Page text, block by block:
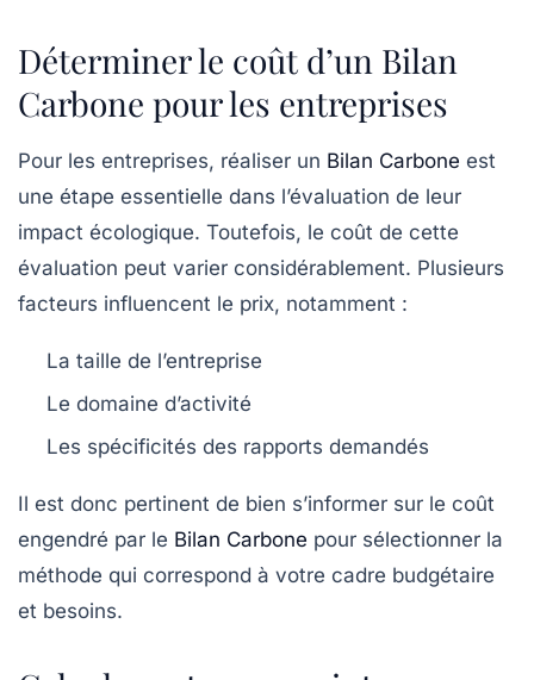
Déterminer le coût d’un Bilan
Carbone pour les entreprises
Pour les entreprises, réaliser un Bilan Carbone est
une étape essentielle dans l’évaluation de leur
impact écologique. Toutefois, le coût de cette
évaluation peut varier considérablement. Plusieurs
facteurs influencent le prix, notamment :
La taille de l’entreprise
Le domaine d’activité
Les spécificités des rapports demandés
Il est donc pertinent de bien s’informer sur le coût
engendré par le Bilan Carbone pour sélectionner la
méthode qui correspond à votre cadre budgétaire
et besoins.